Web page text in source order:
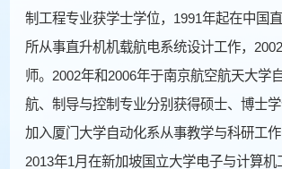
制工程专业获学士学位，1991年起在中国
所从事直升机机载航电系统设计工作，
师。2002年和2006年于南京航空航天大学
航、制导与控制专业分别获得硕士、博士
加入厦门大学自动化系从事教学与科研工
2013年1月在新加坡国立大学电子与计算机